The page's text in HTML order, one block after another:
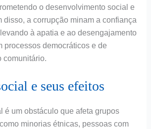
o desenvolvimento social e
disso, a corrupção minam a confiança
à apatia e ao desengajamento
processos democráticos e de
comunitário.
e seus efeitos
é um obstáculo que afeta grupos
minorias étnicas, pessoas com